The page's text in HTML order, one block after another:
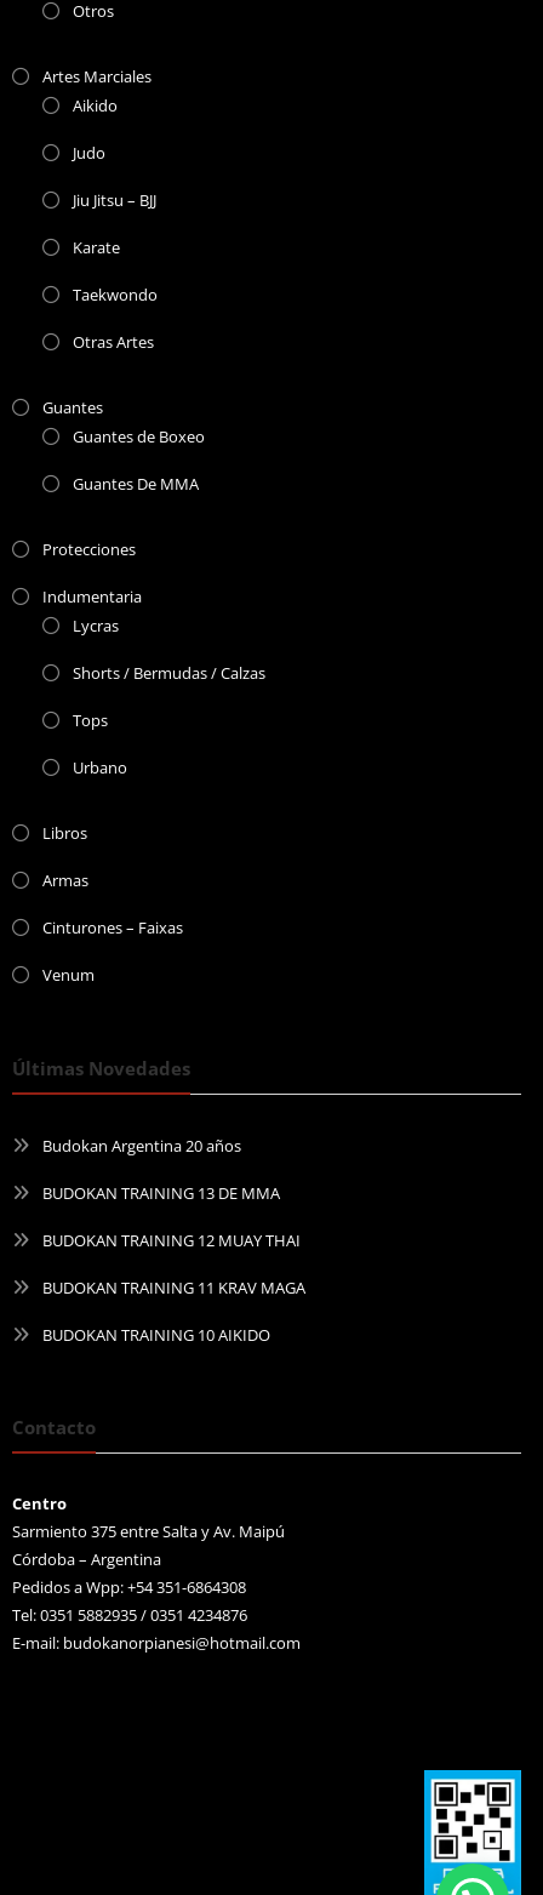
Otros
Artes Marciales
Aikido
Judo
Jiu Jitsu – BJJ
Karate
Taekwondo
Otras Artes
Guantes
Guantes de Boxeo
Guantes De MMA
Protecciones
Indumentaria
Lycras
Shorts / Bermudas / Calzas
Tops
Urbano
Libros
Armas
Cinturones – Faixas
Venum
Últimas Novedades
Budokan Argentina 20 años
BUDOKAN TRAINING 13 DE MMA
BUDOKAN TRAINING 12 MUAY THAI
BUDOKAN TRAINING 11 KRAV MAGA
BUDOKAN TRAINING 10 AIKIDO
Contacto
Centro
Sarmiento 375 entre Salta y Av. Maipú
Córdoba – Argentina
Pedidos a Wpp: +54 351-6864308
Tel: 0351 5882935 / 0351 4234876
E-mail: budokanorpianesi@hotmail.com